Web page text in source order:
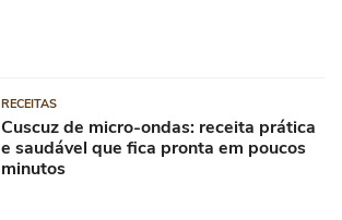
RECEITAS
Cuscuz de micro-ondas: receita prática
e saudável que fica pronta em poucos
minutos